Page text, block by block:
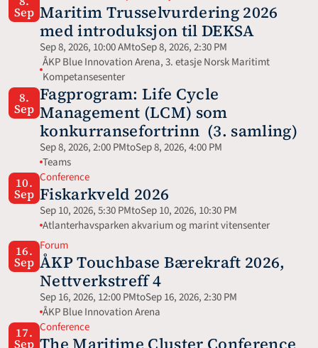
Sep Maritim Trusselvurdering 2026
med introduksjon til DEKSA
Sep 8, 2026, 10:00 AMtoSep 8, 2026, 2:30 PM
ÅKP Blue Innovation Arena, 3. etasje Norsk Maritimt
Kompetansesenter
8.
Sep
Fagprogram: Life Cycle
Management (LCM) som
konkurransefortrinn  (3. samling)
Sep 8, 2026, 2:00 PMtoSep 8, 2026, 4:00 PM
Teams
10.
Sep
Conference
Fiskarkveld 2026
Sep 10, 2026, 5:30 PMtoSep 10, 2026, 10:30 PM
Atlanterhavsparken akvarium og marint vitensenter
16.
Sep
Forum
ÅKP Touchbase Bærekraft 2026,
Nettverkstreff 4
Sep 16, 2026, 12:00 PMtoSep 16, 2026, 2:30 PM
ÅKP Blue Innovation Arena
17.
Sep
Conference
The Maritime Cluster Conference